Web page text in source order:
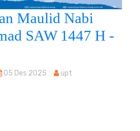
Maulid Nabi
SAW 1447 H -
05 Des 2025
upt